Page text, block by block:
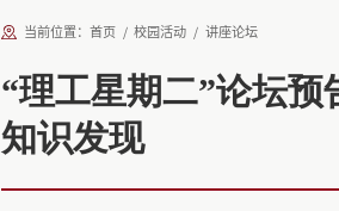
当前位置： 首页 校园活动 讲座论坛
“理工星期二”论坛
知识发现